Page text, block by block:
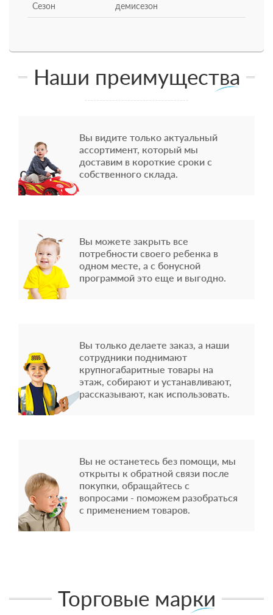
Сезон демисезон
Наши преимущества
Вы видите только актуальный
ассортимент, который мы
доставим в короткие сроки с
собственного склада.
Вы можете закрыть все
потребности своего ребенка в
одном месте, а с бонусной
программой это еще и выгодно.
Вы только делаете заказ, а наши
сотрудники поднимают
крупногабаритные товары на
этаж, собирают и устанавливают,
рассказывают, как использовать.
Вы не останетесь без помощи, мы
открыты к обратной связи после
покупки, обращайтесь с
вопросами - поможем разобраться
с применением товаров.
Торговые марки